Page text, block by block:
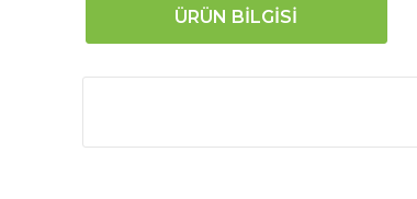
ÜRÜN BILGISI